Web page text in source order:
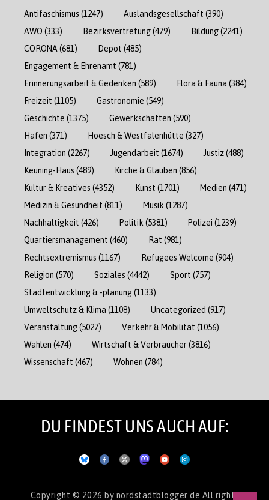
Antifaschismus (1247) Auslandsgesellschaft (390)
AWO (333) Bezirksvertretung(479) Bildung(2241)
CORONA (681) Depot (485)
Engagement & Ehrenamt (781)
Erinnerungsarbeit & Gedenken (589) Flora & Fauna (384)
Freizeit (1105) Gastronomie (549)
Geschichte (1375) Gewerkschaften (590)
Hafen (371) Hoesch & Westfalenhütte (327)
Integration (2267) Jugendarbeit (1674) Justiz(488)
Keuning-Haus (489) Kirche & Glauben (856)
Kultur & Kreatives (4352) Kunst (1701) Medien (471)
Medizin & Gesundheit (811) Musik (1287)
Nachhaltigkeit (426) Politik (5381) Polizei (1239)
Quartiersmanagement (460) Rat (981)
Rechtsextremismus (1167) Refugees Welcome (904)
Religion (570) Soziales (4442) Sport (757)
Stadtentwicklung & -planung(1133)
Umweltschutz & Klima (1108) Uncategorized (917)
Veranstaltung(5027) Verkehr & Mobilität (1056)
Wahlen (474) Wirtschaft & Verbraucher(3816)
Wissenschaft (467) Wohnen (784)
DU FINDEST UNS AUCH AUF:
Copyright © 2026 by nordstadtblogger.de All rights